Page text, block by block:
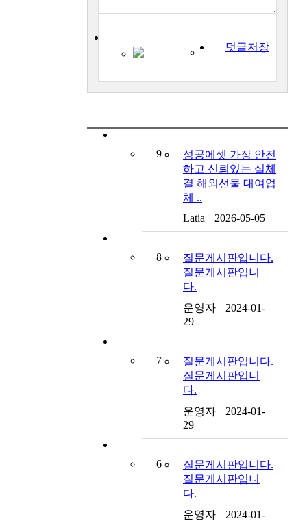
덧글저장
9
성공에셋 가장 안전
하고 신뢰있는 실체
결 해외선물 대여업
체 ..
Latia
2026-05-05
8
질문게시판입니다.
질문게시판입니
다.
운영자
2024-01-
29
7
질문게시판입니다.
질문게시판입니
다.
운영자
2024-01-
29
6
질문게시판입니다.
질문게시판입니
다.
운영자
2024-01-